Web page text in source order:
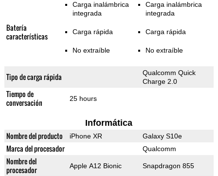
Batería
características
Carga inalámbrica
integrada
Carga rápida
No extraíble
Carga inalámbrica
integrada
Carga rápida
No extraíble
Tipo de carga rápida
Qualcomm Quick
Charge 2.0
Tiempo de
conversación
25 hours
Informática
Nombre del producto iPhone XR Galaxy S10e
Marca del procesador Qualcomm
Nombre del
procesador
Apple A12 Bionic Snapdragon 855